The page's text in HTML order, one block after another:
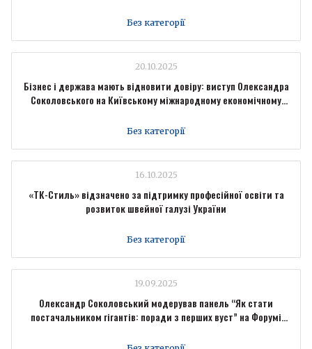
Без категорії
20.10.2025
Бізнес і держава мають відновити довіру: виступ Олександра
Соколовського на Київському міжнародному економічному
Без категорії
16.10.2025
«ТК-Стиль» відзначено за підтримку професійної освіти та
розвиток швейної галузі України
Без категорії
19.09.2025
Олександр Соколовський модерував панель “Як стати
постачальником гігантів: поради з перших вуст” на Форумі